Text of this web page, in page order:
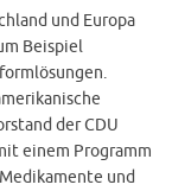
und Europa
Beispiel
der CDU
einem Programm
und